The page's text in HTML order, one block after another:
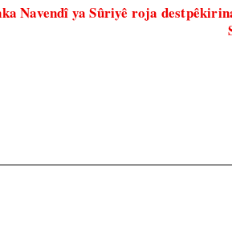
Navendî ya Sûriyê roja